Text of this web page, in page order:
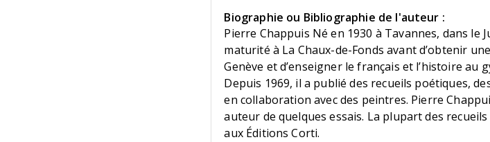
Biographie ou Bibliographie de l'auteur :
Pierre Chappuis Né en 1930 à Tavannes, dans le
maturité à La Chaux-de-Fonds avant d’obtenir
Genève et d’enseigner le français et l’histoire au
Depuis 1969, il a publié des recueils poétiques,
en collaboration avec des peintres. Pierre
auteur de quelques essais. La plupart des
aux Éditions Corti.